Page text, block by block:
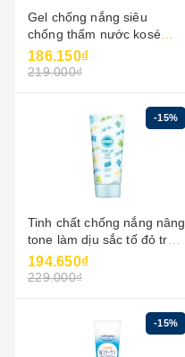
Gel chống nắng siêu
chống thấm nước kosé
suncut uv gel super water
proof
186.150₫
219.000₫
-15%
Tinh chất chống nắng nâng
tone làm dịu sắc tố đỏ trên
da suncut
194.650₫
229.000₫
-15%